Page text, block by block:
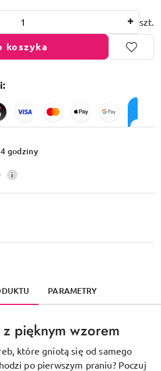
szt.
koszyka
godziny
PARAMETRY
pięknym wzorem
które gniotą się od samego
po pierwszym praniu? Poczuj